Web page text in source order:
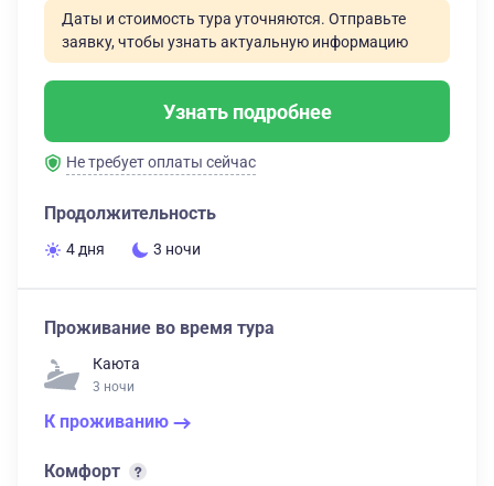
Даты и стоимость тура уточняются. Отправьте
заявку, чтобы узнать актуальную информацию
Узнать подробнее
Не требует оплаты сейчас
Продолжительность
4 дня 3 ночи
Проживание во время тура
Каюта
3 ночи
К проживанию
Комфорт